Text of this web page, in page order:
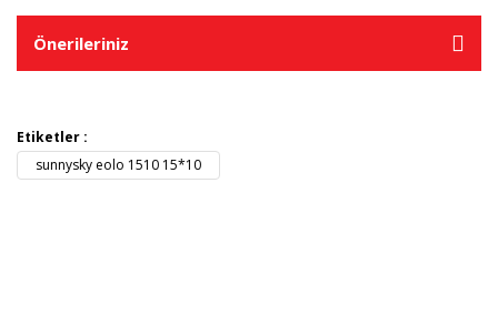
Önerileriniz
Etiketler :
sunnysky eolo 1510 15*10